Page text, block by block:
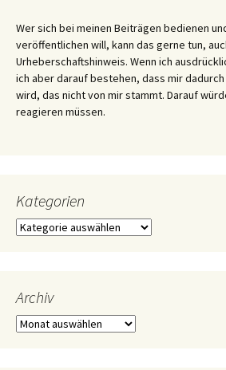
Wer sich bei meinen Beiträgen bedienen
veröffentlichen will, kann das gerne tun,
Urheberschaftshinweis. Wenn ich
ich aber darauf bestehen, dass mir
wird, das nicht von mir stammt. Darauf
reagieren müssen.
Kategorien
Kategorien
Archiv
Archiv